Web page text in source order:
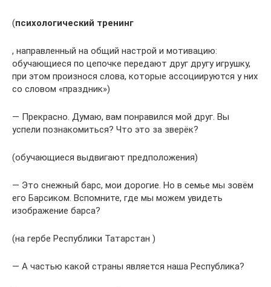
(психологический тренинг
, направленный на общий настрой и мотивацию:
обучающиеся по цепочке передают друг другу игрушку,
при этом произнося слова, которые ассоциируются у них
со словом «праздник»)
— Прекрасно. Думаю, вам понравился мой друг. Вы
успели познакомиться? Что это за зверёк?
(обучающиеся выдвигают предположения)
— Это снежный барс, мои дорогие. Но в семье мы зовём
его Барсиком. Вспомните, где мы можем увидеть
изображение барса?
(на гербе Республики Татарстан )
— А частью какой страны является наша Республика?